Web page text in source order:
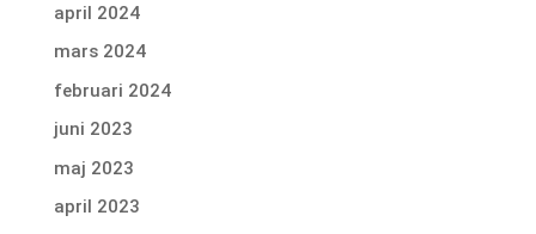
april 2024
mars 2024
februari 2024
juni 2023
maj 2023
april 2023